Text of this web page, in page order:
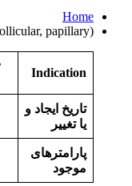
Home
papillary)
Indication
تاریخ ایجاد و
یا تغییر
پارامترهای
موجود